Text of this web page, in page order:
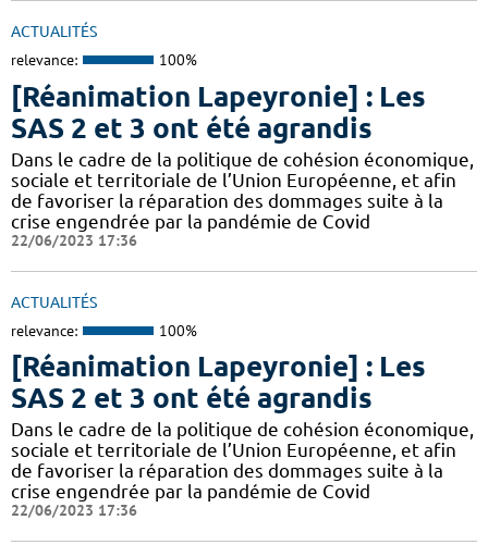
ACTUALITÉS
relevance: 100%
[Réanimation Lapeyronie] : Les
SAS 2 et 3 ont été agrandis
Dans le cadre de la politique de cohésion économique,
sociale et territoriale de l’Union Européenne, et afin
de favoriser la réparation des dommages suite à la
crise engendrée par la pandémie de Covid
22/06/2023 17:36
ACTUALITÉS
relevance: 100%
[Réanimation Lapeyronie] : Les
SAS 2 et 3 ont été agrandis
Dans le cadre de la politique de cohésion économique,
sociale et territoriale de l’Union Européenne, et afin
de favoriser la réparation des dommages suite à la
crise engendrée par la pandémie de Covid
22/06/2023 17:36